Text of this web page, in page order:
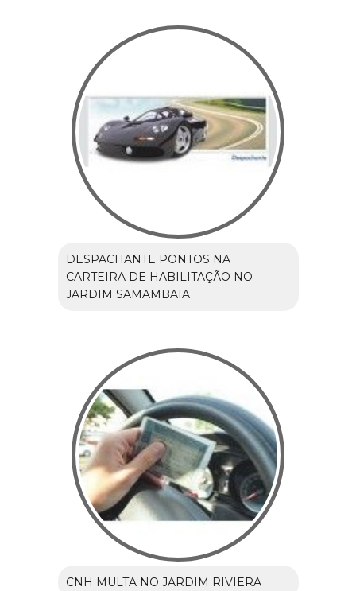
DESPACHANTE PONTOS NA
CARTEIRA DE HABILITAÇÃO NO
JARDIM SAMAMBAIA
CNH MULTA NO JARDIM RIVIERA